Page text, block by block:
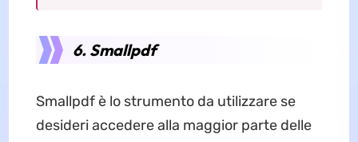
6. Smallpdf
Smallpdf è lo strumento da utilizzare se
desideri accedere alla maggior parte delle